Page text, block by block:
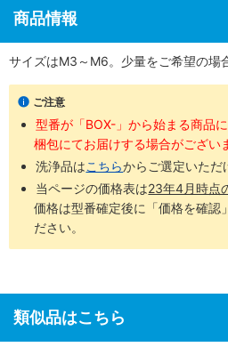
商品情報
サイズはM3～M6。少量をご希望の場
ご注意
型番が「BOX-」から始まる商品
梱包にてお届けする場合がござい
洗浄品はこちらからご選定いただ
当ページの価格表は23年4月時点
価格は型番確定後に「価格を確認
ださい。
類似品はこちら